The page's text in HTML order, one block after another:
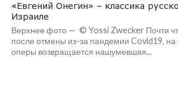
«Евгений Онегин» – классика
Израиле
Верхнее фото — © Yossi Zwecker Почти
после отмены из-за пандемии Covid19, на
оперы возвращается нашумевшая...